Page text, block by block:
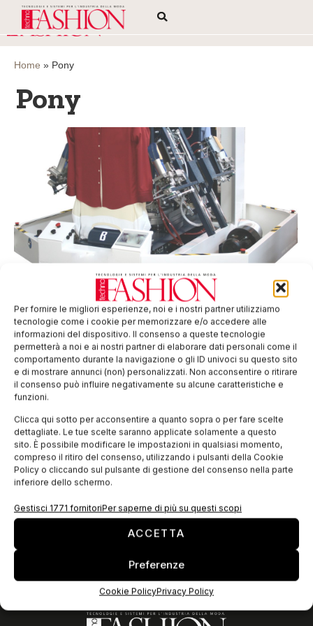
Per fornire le migliori esperienze, noi e i nostri partner utilizziamo
tecnologie come i cookie per memorizzare e/o accedere alle
informazioni del dispositivo. Il consenso a queste tecnologie
permetterà a noi e ai nostri partner di elaborare dati personali come il
comportamento durante la navigazione o gli ID univoci su questo sito
e di mostrare annunci (non) personalizzati. Non acconsentire o ritirare
il consenso può influire negativamente su alcune caratteristiche e
funzioni.
Clicca qui sotto per acconsentire a quanto sopra o per fare scelte
dettagliate. Le tue scelte saranno applicate solamente a questo
sito. È possibile modificare le impostazioni in qualsiasi momento,
compreso il ritiro del consenso, utilizzando i pulsanti della Cookie
Policy o cliccando sul pulsante di gestione del consenso nella parte
inferiore dello schermo.
Gestisci 1771 fornitoriPer saperne di più su questi scopi
ACCETTA
Preferenze
Cookie PolicyPrivacy Policy
Home » Pony
Pony
Stiro veloce risparmiando energia
Sul finire del 2014 Pony, tra i produttori più qualificati a livello
mondiale di sistemi di stiratura industriale, ha lanciato l’ultima
novità per lo stiro pressato delle camicie. La “macchina
EDICOLA WEB